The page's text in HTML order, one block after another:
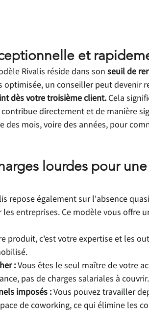
et
Rivalis réside dans son seuil de
optimisée, un conseiller peut devenir
dès votre troisième client. Cela
directement et de manière
des mois, voire des années, pour
lourdes pour
repose également sur l'absence
entreprises. Ce modèle vous offre
produit, c'est votre expertise et les
: Vous êtes le seul maître de votre
pas de charges salariales à couvrir.
imposés : Vous pouvez travailler
de coworking, ce qui élimine les